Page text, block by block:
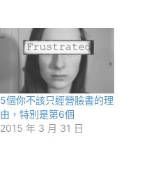
5個你不該只經營臉書的理
由，特別是第6個
2015 年 3 月 31 日